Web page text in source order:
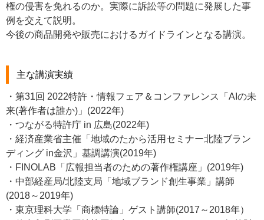
権の侵害を免れるのか。実際に訴訟等の問題に発展した事
例を交えて説明。
今後の商品開発や販売におけるガイドラインとなる講演。
主な講演実績
・第31回 2022特許・情報フェア＆コンファレンス「AIの未
来(著作者は誰か)」(2022年)
・つながる特許庁 in 広島(2022年)
・経済産業省主催「地域のたから活用セミナー北陸ブラン
ディング in金沢」基調講演(2019年)
・FINOLAB「広報担当者のための著作権講座」(2019年)
・中部経産局/北陸支局「地域ブランド創生事業」講師
(2018～2019年)
・東京理科大学「商標特論」ゲスト講師(2017～2018年）